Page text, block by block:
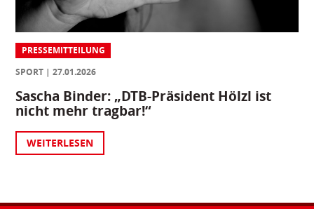
PRESSEMITTEILUNG
SPORT
27.01.2026
Sascha Binder: „DTB-Präsident Hölzl ist
nicht mehr tragbar!“
WEITERLESEN